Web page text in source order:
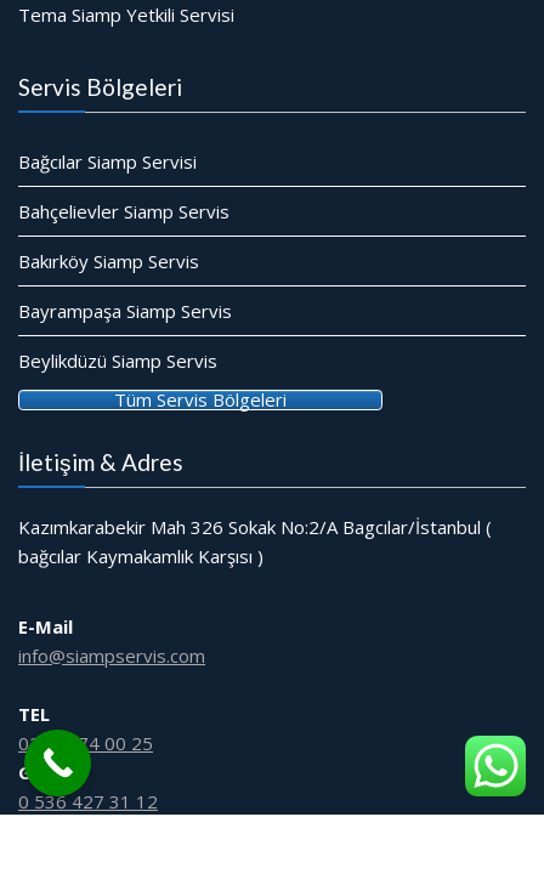
Tema Siamp Yetkili Servisi
Servis Bölgeleri
Bağcılar Siamp Servisi
Bahçelievler Siamp Servis
Bakırköy Siamp Servis
Bayrampaşa Siamp Servis
Beylikdüzü Siamp Servis
Tüm Servis Bölgeleri
İletişim & Adres
Kazımkarabekir Mah 326 Sokak No:2/A Bagcılar/İstanbul (
bağcılar Kaymakamlık Karşısı )
E-Mail
info@siampservis.com
TEL
0212 474 00 25
GSM
0 536 427 31 12